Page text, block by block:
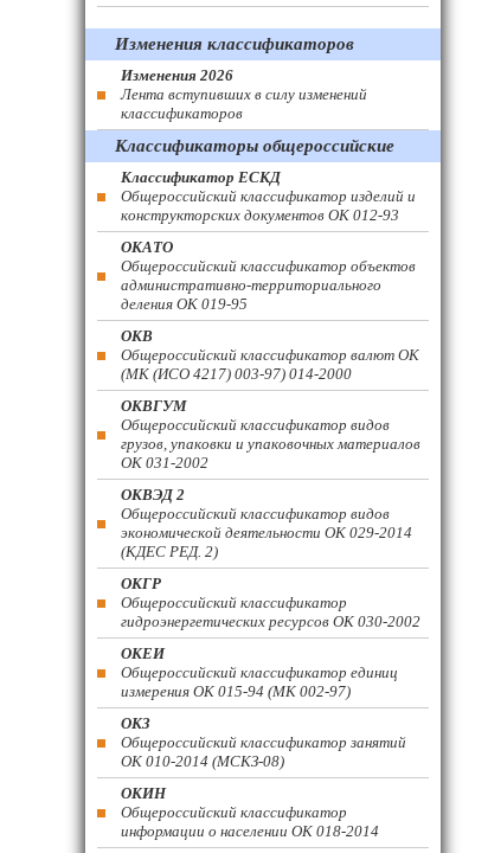
Изменения классификаторов
Изменения 2026
Лента вступивших в силу изменений
классификаторов
Классификаторы общероссийские
Классификатор ЕСКД
Общероссийский классификатор изделий и
конструкторских документов ОК 012-93
ОКАТО
Общероссийский классификатор объектов
административно-территориального
деления ОК 019-95
ОКВ
Общероссийский классификатор валют ОК
(МК (ИСО 4217) 003-97) 014-2000
ОКВГУМ
Общероссийский классификатор видов
грузов, упаковки и упаковочных материалов
ОК 031-2002
ОКВЭД 2
Общероссийский классификатор видов
экономической деятельности ОК 029-2014
(КДЕС РЕД. 2)
ОКГР
Общероссийский классификатор
гидроэнергетических ресурсов ОК 030-2002
ОКЕИ
Общероссийский классификатор единиц
измерения ОК 015-94 (МК 002-97)
ОКЗ
Общероссийский классификатор занятий
ОК 010-2014 (МСКЗ-08)
ОКИН
Общероссийский классификатор
информации о населении ОК 018-2014